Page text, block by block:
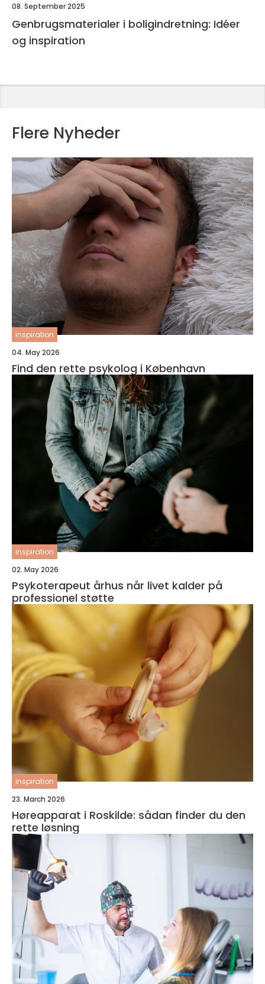
08. September 2025
Genbrugsmaterialer i boligindretning: Idéer
og inspiration
Flere Nyheder
inspiration
04. May 2026
Find den rette psykolog i København
inspiration
02. May 2026
Psykoterapeut århus når livet kalder på
professionel støtte
inspiration
23. March 2026
Høreapparat i Roskilde: sådan finder du den
rette løsning